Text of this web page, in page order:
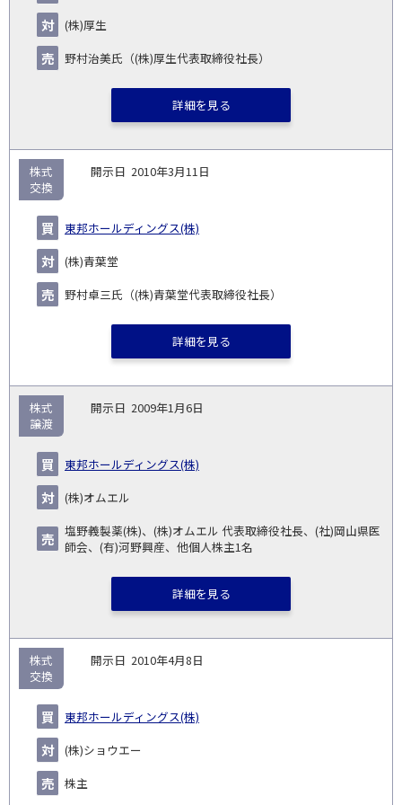
(株)厚生
野村治美氏（(株)厚生代表取締役社長）
詳細を見る
2010年3月11日
東邦ホールディングス(株)
(株)青葉堂
野村卓三氏（(株)青葉堂代表取締役社長）
株式
交換
詳細を見る
2009年1月6日
東邦ホールディングス(株)
(株)オムエル
塩野義製薬(株)、(株)オムエル 代表取締役社長、(社)岡山県医
師会、(有)河野興産、他個人株主1名
株式
譲渡
詳細を見る
2010年4月8日
東邦ホールディングス(株)
(株)ショウエー
株主
株式
交換